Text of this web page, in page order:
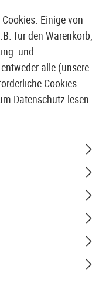
GROßHÄNDLER
Kit
Einige von
für den Warenkorb,
und
alle (unsere
Cookies
Datenschutz lesen.